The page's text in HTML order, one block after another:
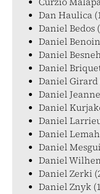
Dan Haulica
Daniel Bedos
Daniel
Daniel
Daniel
Daniel Girard
Daniel
Daniel
Daniel
Daniel
Daniel
Daniel
Daniel Zerki
Daniel Znyk